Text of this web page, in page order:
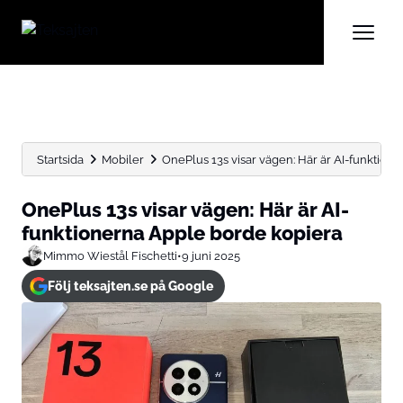
Startsida Mobiler OnePlus 13s visar vägen: Här är AI-
OnePlus 13s visar vägen: Här är AI-
funktionerna Apple borde kopiera
Mimmo Wiestål Fischetti•9 juni 2025
Följ teksajten.se på Google